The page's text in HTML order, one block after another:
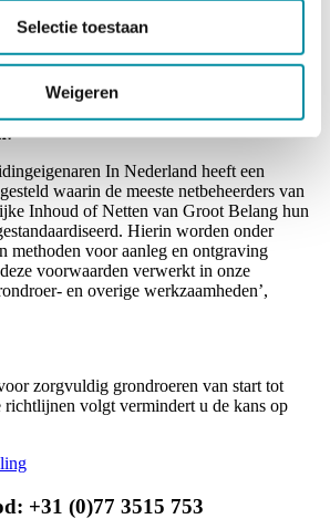
Selectie toestaan
Weigeren
u hier.
In Nederland heeft een
waarin de meeste netbeheerders van
Inhoud of Netten van Groot Belang hun
Hierin worden onder
methoden voor aanleg en ontgraving
voorwaarden verwerkt in onze
en overige werkzaamheden’,
zorgvuldig grondroeren van start tot
richtlijnen volgt vermindert u de kans op
+31 (0)77 3515 753